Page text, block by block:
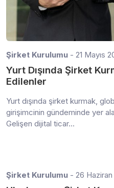
Şirket Kurulumu - 21 Mayıs
Yurt Dışında Şirket
Edilenler
Yurt dışında şirket kurmak,
girişimcinin gündeminde yer
Gelişen dijital ticar...
Şirket Kurulumu - 26